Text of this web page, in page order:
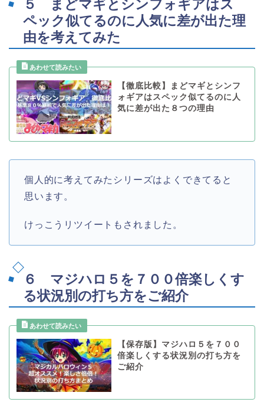
５ まどマギとシンフォギアはス
ペック似てるのに人気に差が出た理
由を考えてみた
【徹底比較】まどマギとシンフ
ォギアはスペック似てるのに人
気に差が出た８つの理由
個人的に考えてみたシリーズはよくできてると
思います。
けっこうリツイートもされました。
６ マジハロ５を７００倍楽しくす
る状況別の打ち方をご紹介
【保存版】マジハロ５を７００
倍楽しくする状況別の打ち方を
ご紹介